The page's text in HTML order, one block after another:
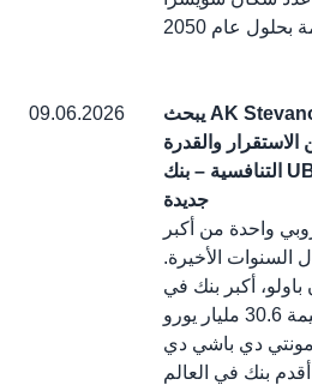
09.06.2026
يبحث AK Stevanović: سويسرا تسعى إلى
الاستقرار والقدرة
التنافسية – بنك UBS أمام قواعد رأسمالية
جديدة
واحدة من أكبر
السنوات الأخيرة.
أكبر بنك في
إيطاليا، عن عرض بقيمة 30.6 مليار يورو
مونتي دي باشي دي
بنك في العالم